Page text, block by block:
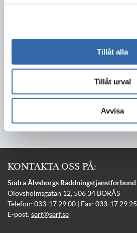
Tillåt alla
Tillåt urval
Avvisa
KONTAKTA OSS PÅ:
Södra Älvsborgs Räddningstjänstförbund
Olovsholmsgatan 12, 506 34 BORÅS
Telefon: 033-17 29 00 | Fax: 033-17 29 25
E-post: serf@serf.se